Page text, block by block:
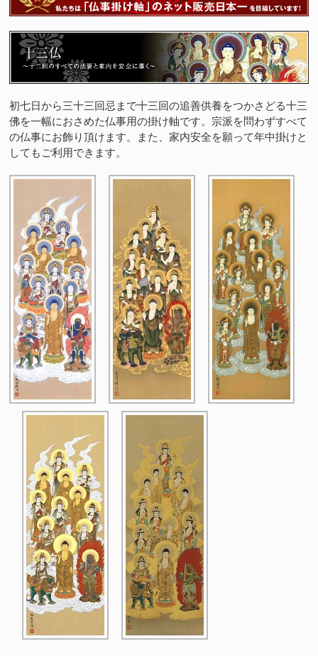
初七日から三十三回忌まで十三回の追善供養をつかさどる十三
佛を一幅におさめた仏事用の掛け軸です。宗派を問わずすべて
の仏事にお飾り頂けます。また、家内安全を願って年中掛けと
してもご利用できます。